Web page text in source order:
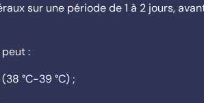
sur une période de 1 à 2 jours,
:
°C-39 °C) ;